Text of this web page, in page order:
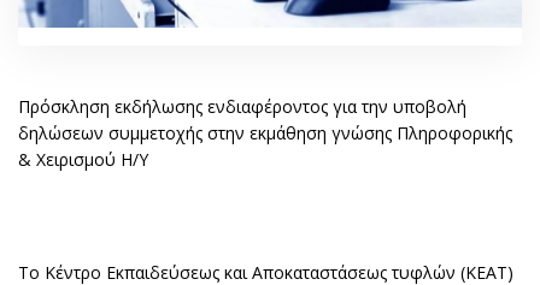
Πρόσκληση εκδήλωσης ενδιαφέροντος για την υποβολή
δηλώσεων συμμετοχής στην εκμάθηση γνώσης Πληροφορικής
& Χειρισμού Η/Υ
Το Κέντρο Εκπαιδεύσεως και Αποκαταστάσεως τυφλών (ΚΕΑΤ)